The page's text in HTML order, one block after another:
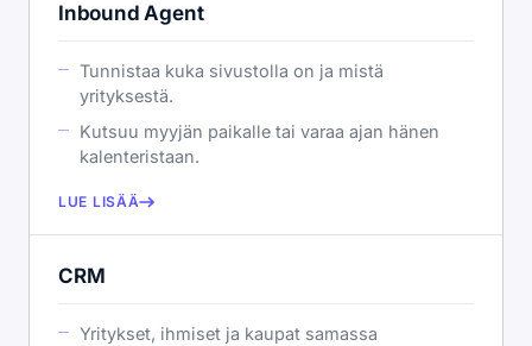
Inbound Agent
Tunnistaa kuka sivustolla on ja mistä
yrityksestä.
Kutsuu myyjän paikalle tai varaa ajan hänen
kalenteristaan.
LUE LISÄÄ
CRM
Yritykset, ihmiset ja kaupat samassa